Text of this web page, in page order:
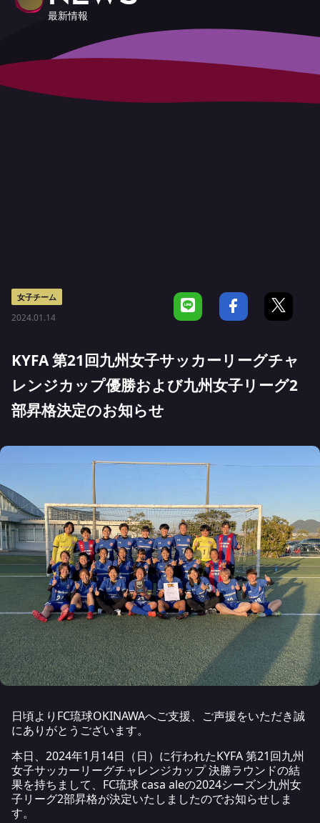
最新情報
女子チーム
2024.01.14
KYFA 第21回九州女子サッカーリーグチャ
レンジカップ優勝および九州女子リーグ2
部昇格決定のお知らせ
日頃よりFC琉球OKINAWAへご支援、ご声援をいただき誠
にありがとうございます。
本日、2024年1月14日（日）に行われたKYFA 第21回九州
女子サッカーリーグチャレンジカップ 決勝ラウンドの結
果を持ちまして、FC琉球 casa aleの2024シーズン九州女
子リーグ2部昇格が決定いたしましたのでお知らせしま
す。